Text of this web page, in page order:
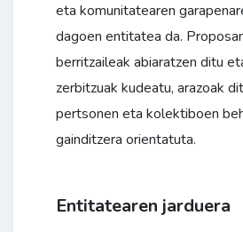
eta komunitatearen
dagoen entitatea da.
berritzaileak abiaratzen ditu
zerbitzuak kudeatu, arazoak
pertsonen eta kolektiboen
gainditzera orientatuta.
Entitatearen jarduera